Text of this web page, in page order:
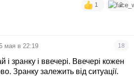
1 2
мая в 22:19 18
і зранку і ввечері. Ввечері кожен
Зранку залежить від ситуації.